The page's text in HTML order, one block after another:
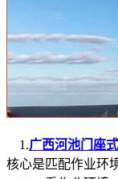
1.广西河池门座
核心是匹配作业环